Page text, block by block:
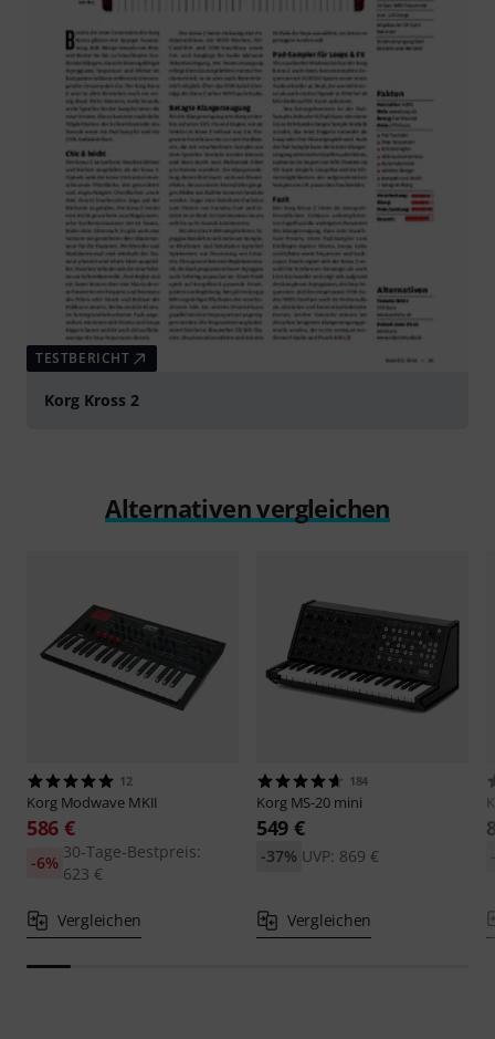
TESTBERICHT
Korg Kross 2
Alternativen vergleichen
12
Korg Modwave MKII
586 €
30-Tage-Bestpreis:
623 €
-6%
Vergleichen
184
Korg MS-20 mini
549 €
UVP: 869 €
-37%
Vergleichen